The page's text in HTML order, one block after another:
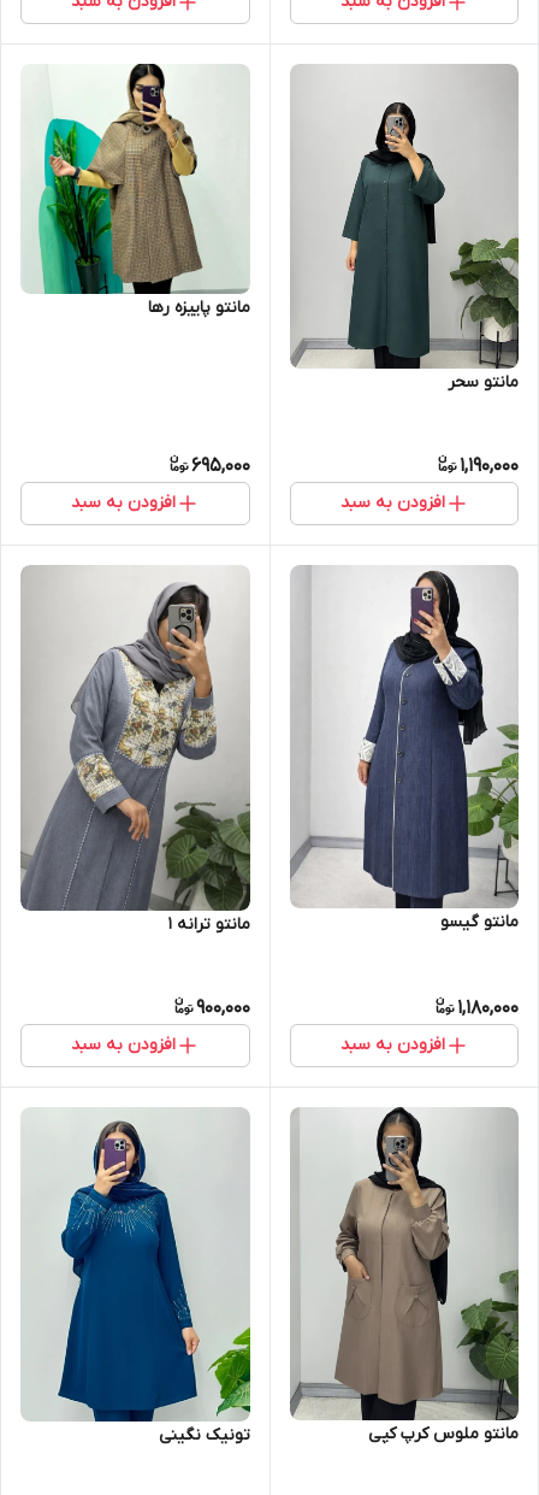
مانتو سحر
1,190,000
افزودن به سبد
مانتو پاییزه رها
695,000
افزودن به سبد
مانتو گیسو
1,180,000
افزودن به سبد
مانتو ترانه 1
900,000
افزودن به سبد
مانتو ملوس کرپ کپی تونیک نگینی